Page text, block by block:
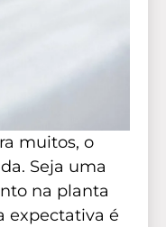
muitos, o
Seja uma
na planta
expectativa é